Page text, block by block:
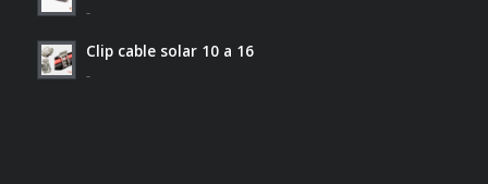
-
Clip cable solar 10 a 16
-